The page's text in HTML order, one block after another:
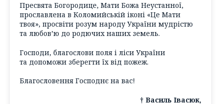
Пресвята Богородице, Мати Божа Неустанної,
прославлена в Коломийській іконі «Це Мати
твоя», просвіти розум народу України мудрістю
та любов’ю до родючих наших земель.
Господи, благослови поля і ліси України
та допоможи зберегти їх від пожеж.
Благословення Господнє на вас!
† Василь Івасюк,